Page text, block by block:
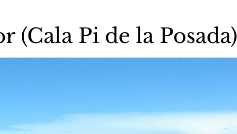
(Cala Pi de la Posada)